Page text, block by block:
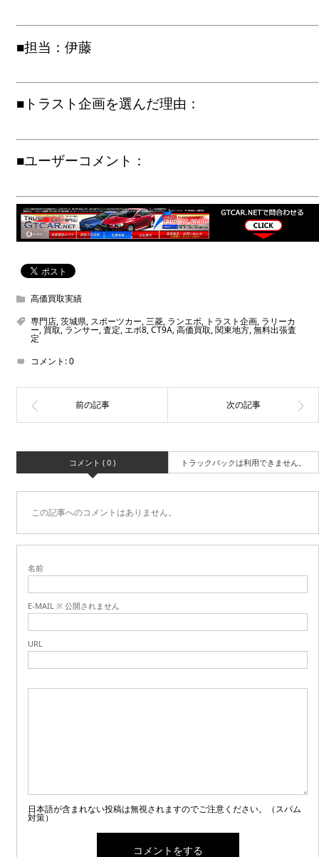
■担当：伊藤
■トラスト企画を選んだ理由：
■ユーザーコメント：
高価買取実績
専門店,茨城県, スポーツカー,三菱, ランエボ, トラスト企画, ラリーカ
ー, 買取,ランサー,査定,エボ8,CT9A,高価買取,関東地方,無料出張査
定
コメント:0
コメント ( 0 ) トラックバックは利用できません。
この記事へのコメントはありません。
名前
E-MAIL ※ 公開されません
URL
日本語が含まれない投稿は無視されますのでご注意ください。（スパム
対策）